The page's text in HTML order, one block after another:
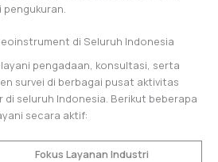
pengukuran.
di Seluruh Indonesia
pengadaan, konsultasi, serta
survei di berbagai pusat aktivitas
seluruh Indonesia. Berikut beberapa
secara aktif:
Fokus Layanan Industri